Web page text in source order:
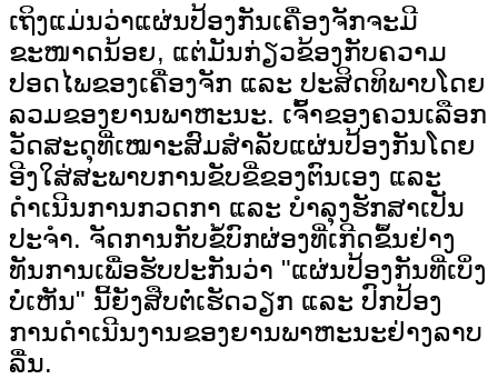
ເຖິງແມ່ນວ່າແຜ່ນປ້ອງກັນເຄື່ອງຈັກຈະມີ
ຂະໜາດນ້ອຍ, ແຕ່ມັນກ່ຽວຂ້ອງກັບຄວາມ
ປອດໄພຂອງເຄື່ອງຈັກ ແລະ ປະສິດທິພາບໂດຍ
ລວມຂອງຍານພາຫະນະ. ເຈົ້າຂອງຄວນເລືອກ
ວັດສະດຸທີ່ເໝາະສົມສຳລັບແຜ່ນປ້ອງກັນໂດຍ
ອີງໃສ່ສະພາບການຂັບຂີ່ຂອງຕົນເອງ ແລະ
ດຳເນີນການກວດກາ ແລະ ບຳລຸງຮັກສາເປັນ
ປະຈຳ. ຈັດການກັບຂໍ້ບົກຜ່ອງທີ່ເກີດຂຶ້ນຢ່າງ
ທັນການເພື່ອຮັບປະກັນວ່າ "ແຜ່ນປ້ອງກັນທີ່ເບິ່ງ
ບໍ່ເຫັນ" ນີ້ຍັງສືບຕໍ່ເຮັດວຽກ ແລະ ປົກປ້ອງ
ການດຳເນີນງານຂອງຍານພາຫະນະຢ່າງລາບ
ລື່ນ.